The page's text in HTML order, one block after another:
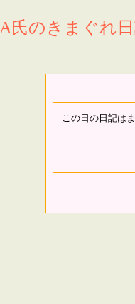
A氏のきまぐれ
この日の日記は